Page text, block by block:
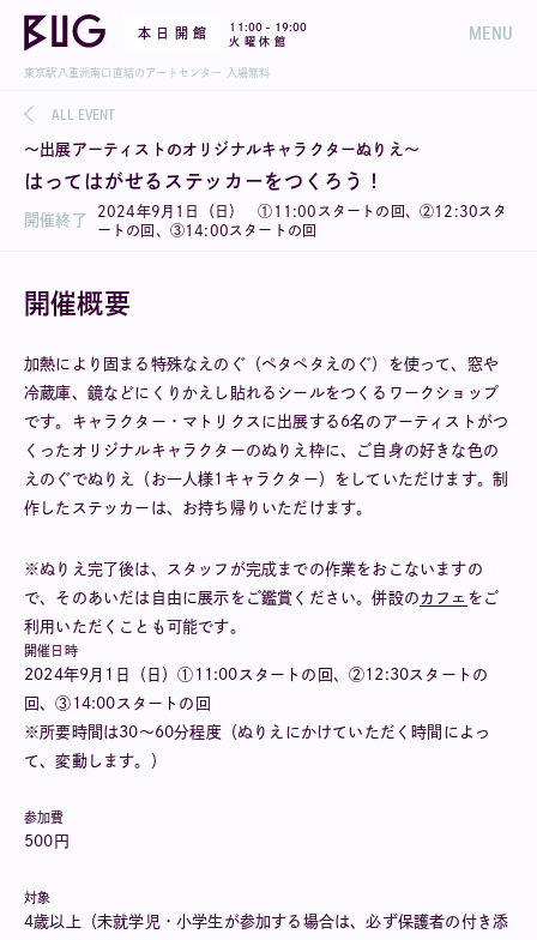
本 日 開 館 11:00 - 19:00
火 曜 休 館
MENU
東京駅八重洲南口直結のアートセンター 入場無料
ALL EVENT
〜出展アーティストのオリジナルキャラクターぬりえ〜
はってはがせるステッカーをつくろう！
開催終了
2024年9月1日（日） ①11:00スタートの回、②12:30スタ
ートの回、③14:00スタートの回
開催概要
加熱により固まる特殊なえのぐ（ペタペタえのぐ）を使って、窓や
冷蔵庫、鏡などにくりかえし貼れるシールをつくるワークショップ
です。キャラクター・マトリクスに出展する6名のアーティストがつ
くったオリジナルキャラクターのぬりえ枠に、ご自身の好きな色の
えのぐでぬりえ（お一人様1キャラクター）をしていただけます。制
作したステッカーは、お持ち帰りいただけます。
※ぬりえ完了後は、スタッフが完成までの作業をおこないますの
で、そのあいだは自由に展示をご鑑賞ください。併設の カフェ をご
利用いただくことも可能です。
開催日時
2024年9月1日（日）①11:00スタートの回、②12:30スタートの
回、③14:00スタートの回
※所要時間は30〜60分程度（ぬりえにかけていただく時間によっ
て、変動します。）
参加費
500円
対象
4歳以上（未就学児・小学生が参加する場合は、必ず保護者の付き添